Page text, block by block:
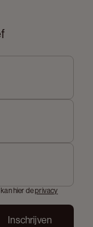
hier deprivacy
Inschrijven